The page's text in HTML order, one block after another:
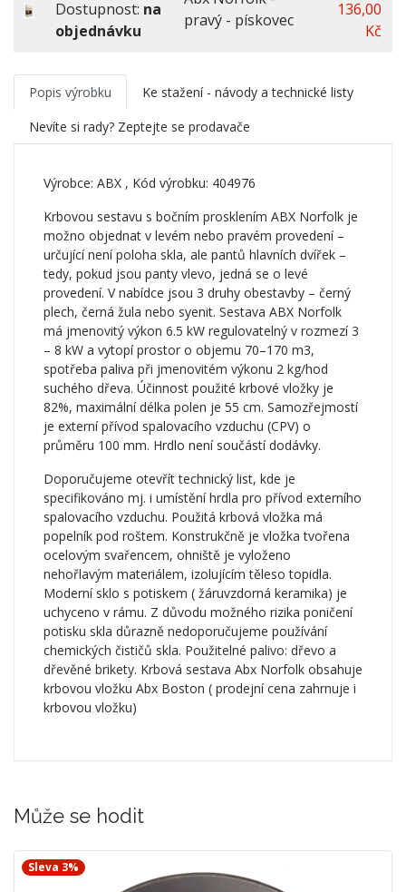
Dostupnost: na
objednávku
pravý - pískovec
136,00
Kč
Popis výrobku
Ke stažení - návody a technické listy
Nevíte si rady? Zeptejte se prodavače
Výrobce: ABX , Kód výrobku: 404976
Krbovou sestavu s bočním prosklením ABX Norfolk je
možno objednat v levém nebo pravém provedení –
určující není poloha skla, ale pantů hlavních dvířek –
tedy, pokud jsou panty vlevo, jedná se o levé
provedení. V nabídce jsou 3 druhy obestavby – černý
plech, černá žula nebo syenit. Sestava ABX Norfolk
má jmenovitý výkon 6.5 kW regulovatelný v rozmezí 3
– 8 kW a vytopí prostor o objemu 70–170 m3,
spotřeba paliva při jmenovitém výkonu 2 kg/hod
suchého dřeva. Účinnost použité krbové vložky je
82%, maximální délka polen je 55 cm. Samozřejmostí
je externí přívod spalovacího vzduchu (CPV) o
průměru 100 mm. Hrdlo není součástí dodávky.
Doporučujeme otevřít technický list, kde je
specifikováno mj. i umístění hrdla pro přívod externího
spalovacího vzduchu. Použitá krbová vložka má
popelník pod roštem. Konstrukčně je vložka tvořena
ocelovým svařencem, ohniště je vyloženo
nehořlavým materiálem, izolujícím těleso topidla.
Moderní sklo s potiskem ( žáruvzdorná keramika) je
uchyceno v rámu. Z důvodu možného rizika poničení
potisku skla důrazně nedoporučujeme používání
chemických čističů skla. Použitelné palivo: dřevo a
dřevěné brikety. Krbová sestava Abx Norfolk obsahuje
krbovou vložku Abx Boston ( prodejní cena zahrnuje i
krbovou vložku)
Může se hodit
Sleva 3%